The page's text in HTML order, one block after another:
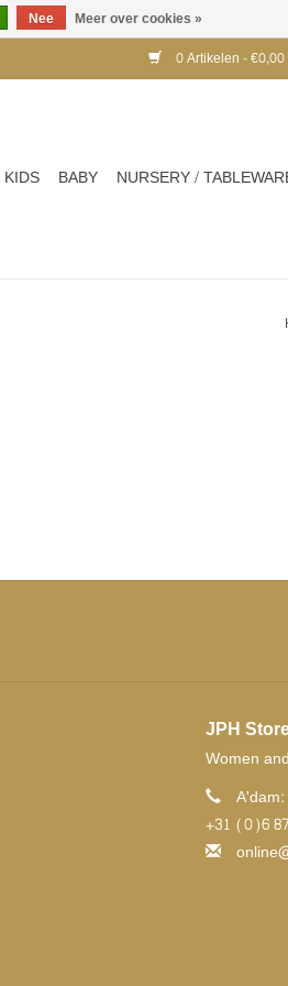
0 Artikelen - €0,00
KIDS BABY NURSERY /
JPH
Women
+31 (0)6
Nee Meer over cookies »